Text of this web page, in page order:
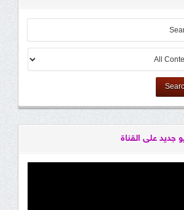
جديد على القناة